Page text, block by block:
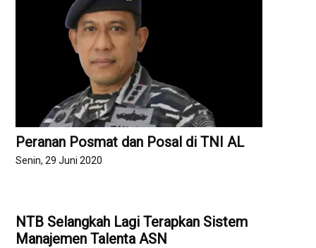
Peranan Posmat dan Posal di TNI AL
Senin, 29 Juni 2020
NTB Selangkah Lagi Terapkan Sistem
Manajemen Talenta ASN